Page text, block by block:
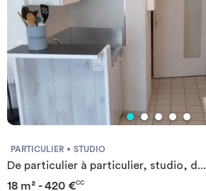
PARTICULIER STUDIO
De particulier à particulier, studio, d...
18 m² - 420 €CC